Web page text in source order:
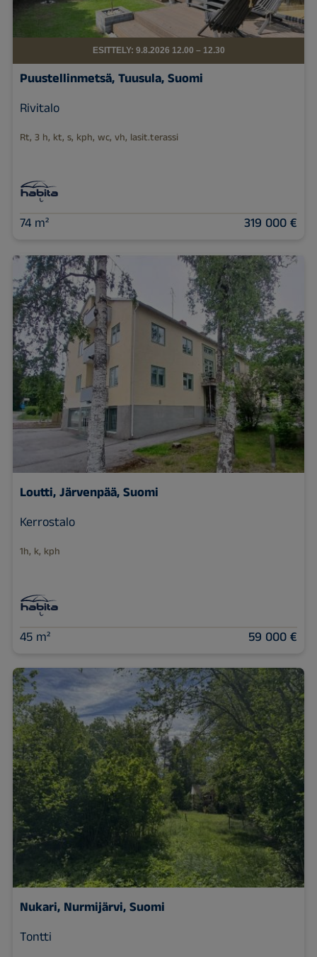
ESITTELY: 9.8.2026 12.00 – 12.30
Puustellinmetsä, Tuusula, Suomi
Rivitalo
Rt, 3 h, kt, s, kph, wc, vh, lasit.terassi
74 m² 319 000 €
Loutti, Järvenpää, Suomi
Kerrostalo
1h, k, kph
45 m² 59 000 €
Nukari, Nurmijärvi, Suomi
Tontti